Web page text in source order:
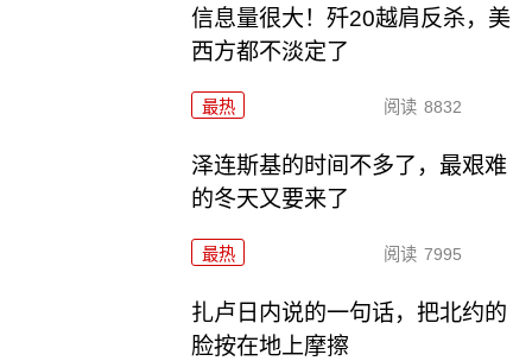
信息量很大！歼20越肩反杀，美
西方都不淡定了
最热 阅读 8832
泽连斯基的时间不多了，最艰难
的冬天又要来了
最热 阅读 7995
扎卢日内说的一句话，把北约的
脸按在地上摩擦